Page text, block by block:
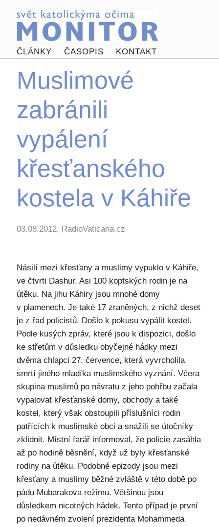
ČLÁNKY ČASOPIS KONTAKT
Muslimové
zabránili
vypálení
křesťanského
kostela v Káhiře
03.08.2012, RadioVaticana.cz
Násilí mezi křesťany a muslimy vypuklo v Káhiře,
ve čtvrti Dashur. Asi 100 koptských rodin je na
útěku. Na jihu Káhiry jsou mnohé domy
v plamenech. Je také 17 zraněných, z nichž deset
je z řad policistů. Došlo k pokusu vypálit kostel.
Podle kusých zpráv, které jsou k dispozici, došlo
ke střetům v důsledku obyčejné hádky mezi
dvěma chlapci 27. července, která vyvrcholila
smrtí jiného mladíka muslimského vyznání. Včera
skupina muslimů po návratu z jeho pohřbu začala
vypalovat křesťanské domy, obchody a také
kostel, který však obstoupili příslušníci rodin
patřících k muslimské obci a snažili se útočníky
zklidnit. Místní farář informoval, že policie zasáhla
až po hodině běsnění, když už byly křesťanské
rodiny na útěku. Podobné epizody jsou mezi
křesťany a muslimy běžné zvláště v této době po
pádu Mubarakova režimu. Většinou jsou
důsledkem nicotných hádek. Tento případ je první
po nedávném zvolení prezidenta Mohammeda